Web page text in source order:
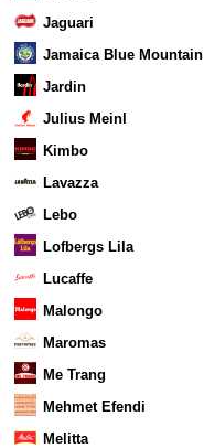
Jaguari
Jamaica Blue Mountain
Jardin
Julius Meinl
Kimbo
Lavazza
Lebo
Lofbergs Lila
Lucaffe
Malongo
Maromas
Me Trang
Mehmet Efendi
Melitta